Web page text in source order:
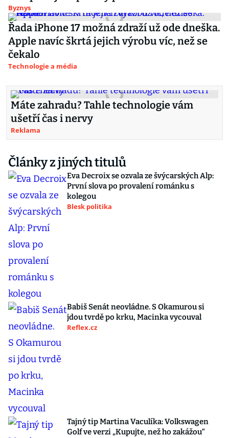
Byznys
Řada iPhone 17 možná zdraží už ode dneška.
Apple navíc škrtá jejich výrobu víc, než se
čekalo
Technologie a média
Máte zahradu? Tahle technologie vám
ušetří čas i nervy
Reklama
Články z jiných titulů
Eva Decroix se ozvala ze švýcarských Alp:
První slova po provalení románku s
kolegou
Blesk politika
Babiš Senát neovládne. S Okamurou si
jdou tvrdě po krku, Macinka vycouval
Reflex.cz
Tajný tip Martina Vaculíka: Volkswagen
Golf ve verzi „Kupujte, než ho zakážou“